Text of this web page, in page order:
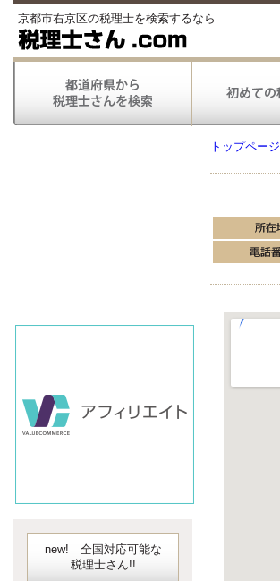
京都市右京区の税理士を検索するなら
new! 全国対応可能な
税理士さん!!
トップページ